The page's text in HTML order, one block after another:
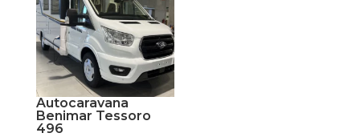
Autocaravana
Benimar Tessoro
496